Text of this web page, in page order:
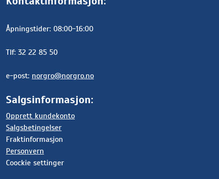
Åpningstider: 08:00-16:00
Tlf: 32 22 85 50
e-post: norgro@norgro.no
Salgsinformasjon:
Opprett kundekonto
Salgsbetingelser
Fraktinformasjon
Personvern
Coockie settinger